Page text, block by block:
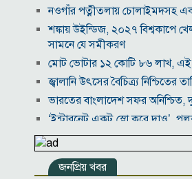
নওগাঁর পত্নীতলায় চোলাইমদসহ
শঙ্কায় উইন্ডিজ, ২০২৭ বিশ্বকাপে
সামনে যে সমীকরণ
মোট ভোটার ১২ কোটি ৮৬ লাখ, এই
জ্বালানি উৎসের বৈচিত্র্য নিশ্চিতের
ভারতের বাংলাদেশ সফর অনিশ্চিত,
‘ইন্টারনেট একটু স্লো করে দাও’,
গণঅভ্যুত্থানের চেতনার সঙ্গে
জামায়াত আমির : রাশেদ
কক্সবাজার মাতারবাড়ি পৌঁছেছেন
জনপ্রিয় খবর